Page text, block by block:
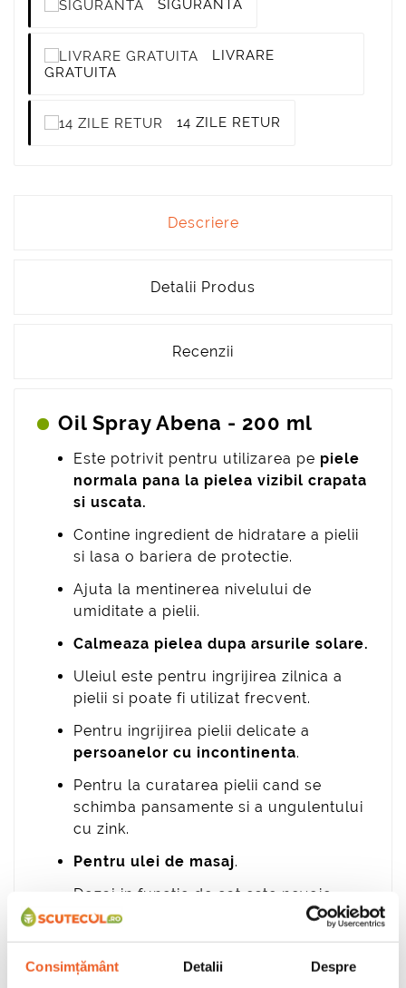
Consimțământ Detalii Despre
SIGURANTA
LIVRARE
GRATUITA
14 ZILE RETUR
Descriere
Detalii Produs
Recenzii
Oil Spray Abena - 200 ml
Este potrivit pentru utilizarea pe piele
normala pana la pielea vizibil crapata
si uscata.
Contine ingredient de hidratare a pielii
si lasa o bariera de protectie.
Ajuta la mentinerea nivelului de
umiditate a pielii.
Calmeaza pielea dupa arsurile solare.
Uleiul este pentru ingrijirea zilnica a
pielii si poate fi utilizat frecvent.
Pentru ingrijirea pielii delicate a
persoanelor cu incontinenta.
Pentru la curatarea pielii cand se
schimba pansamente si a ungulentului
cu zink.
Pentru ulei de masaj.
Dozaj in functie de cat este nevoie,
evitati contactul cu ochii.
Ideale pentru